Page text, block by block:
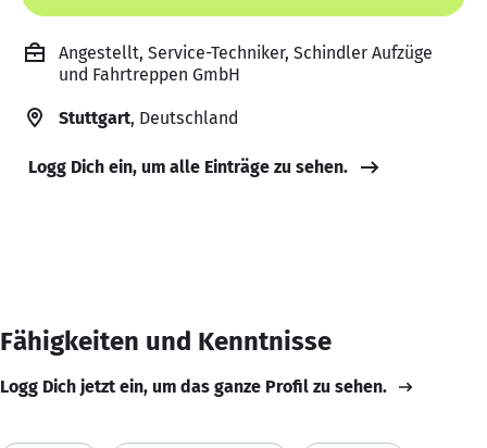
Angestellt, Service-Techniker, Schindler Aufzüge
und Fahrtreppen GmbH
Stuttgart, Deutschland
Logg Dich ein, um alle Einträge zu sehen.
Fähigkeiten und Kenntnisse
Logg Dich jetzt ein, um das ganze Profil zu sehen.